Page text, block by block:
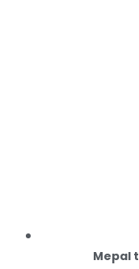
Mepal